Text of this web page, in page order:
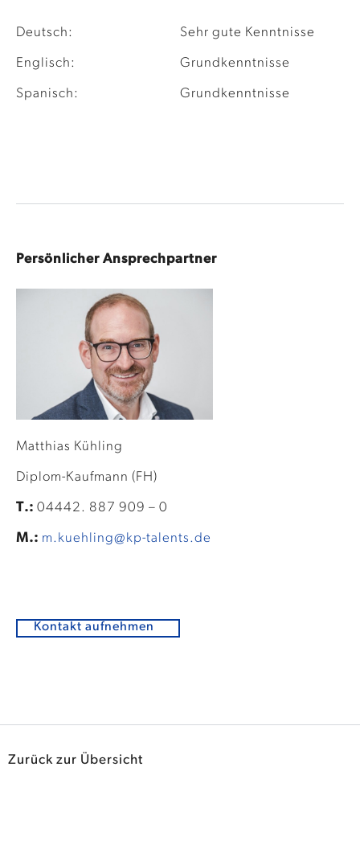
Deutsch: Sehr gute Kenntnisse
Englisch: Grundkenntnisse
Spanisch: Grundkenntnisse
Persönlicher Ansprechpartner
Matthias Kühling
Diplom-Kaufmann (FH)
T.: 04442. 887 909 – 0
M.: m.kuehling@kp-talents.de
Kontakt aufnehmen
Zurück zur Übersicht